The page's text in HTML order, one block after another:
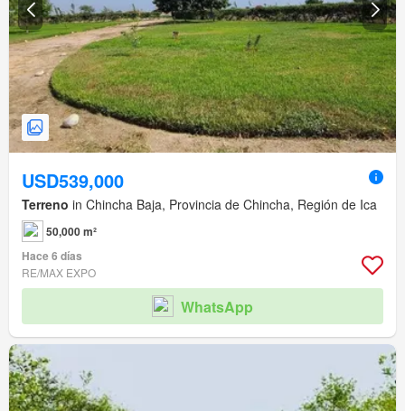
USD539,000
Terreno in Chincha Baja, Provincia de Chincha, Región de Ica
50,000 m²
Hace 6 días
RE/MAX EXPO
WhatsApp